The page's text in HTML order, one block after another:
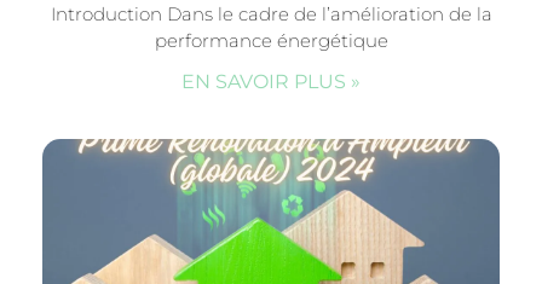
Introduction Dans le cadre de l’amélioration de la
performance énergétique
EN SAVOIR PLUS »